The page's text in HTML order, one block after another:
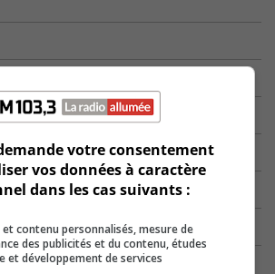
votre consentement
vos données à caractère
dans les cas suivants :
et contenu personnalisés, mesure de
des publicités et du contenu, études
et développement de services